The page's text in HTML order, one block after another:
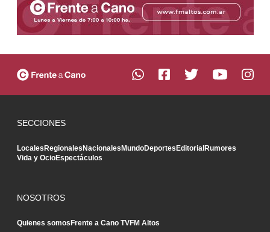
SECCIONES
LocalesRegionalesNacionalesMundoDeportesEditorialRumores
Vida y OcioEspectáculos
NOSOTROS
Quienes somosFrente a Cano TVFM Altos